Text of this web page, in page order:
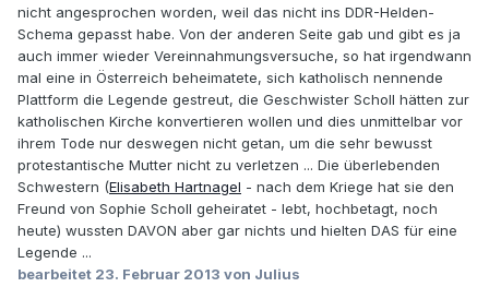
nicht angesprochen worden, weil das nicht ins DDR-Helden-
Schema gepasst habe. Von der anderen Seite gab und gibt es ja
auch immer wieder Vereinnahmungsversuche, so hat irgendwann
mal eine in Österreich beheimatete, sich katholisch nennende
Plattform die Legende gestreut, die Geschwister Scholl hätten zur
katholischen Kirche konvertieren wollen und dies unmittelbar vor
ihrem Tode nur deswegen nicht getan, um die sehr bewusst
protestantische Mutter nicht zu verletzen ... Die überlebenden
Schwestern (Elisabeth Hartnagel - nach dem Kriege hat sie den
Freund von Sophie Scholl geheiratet - lebt, hochbetagt, noch
heute) wussten DAVON aber gar nichts und hielten DAS für eine
Legende ...
bearbeitet 23. Februar 2013 von Julius